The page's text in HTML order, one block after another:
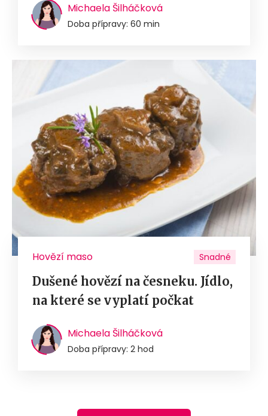
Michaela Šilháčková
Doba přípravy: 60 min
Hovězí maso Snadné
Dušené hovězí na česneku. Jídlo,
na které se vyplatí počkat
Michaela Šilháčková
Doba přípravy: 2 hod